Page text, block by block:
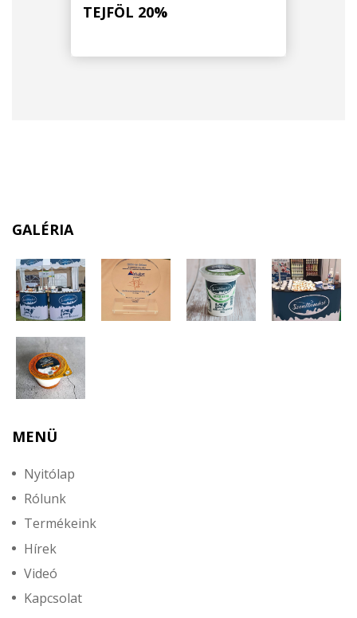
TEJFÖL 20%
GALÉRIA
MENÜ
Nyitólap
Rólunk
Termékeink
Hírek
Videó
Kapcsolat